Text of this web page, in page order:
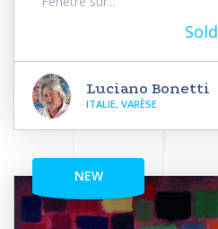
Sold
Luciano Bonetti
ITALIE, VARÈSE
NEW